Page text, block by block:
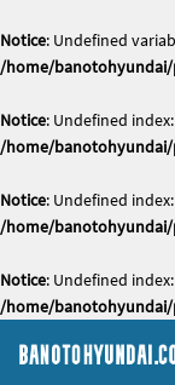
Notice: Undefined
/home/
Notice: Undefined
/home/
Notice: Undefined
/home/
Notice: Undefined
/home/